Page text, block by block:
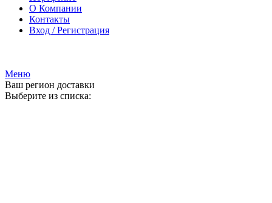
О Компании
Контакты
Вход / Регистрация
Меню
Ваш регион доставки
Выберите из списка: